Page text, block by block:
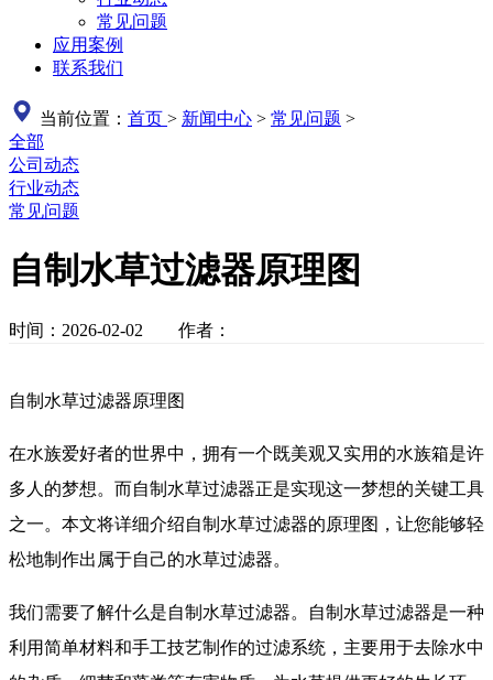
常见问题
应用案例
联系我们
当前位置： 首页 > 新闻中心 > 常见问题 >
全部
公司动态
行业动态
常见问题
自制水草过滤器原理图
时间：2026-02-02 作者：
自制水草过滤器原理图
在水族爱好者的世界中，拥有一个既美观又实用的水族箱是许
多人的梦想。而自制水草过滤器正是实现这一梦想的关键工具
之一。本文将详细介绍自制水草过滤器的原理图，让您能够轻
松地制作出属于自己的水草过滤器。
我们需要了解什么是自制水草过滤器。自制水草过滤器是一种
利用简单材料和手工技艺制作的过滤系统，主要用于去除水中